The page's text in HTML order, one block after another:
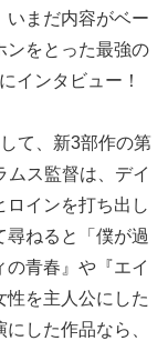
いまだ内容がベー
ンをとった最強の
インタビュー！
て、新3部作の第
ムス監督は、デイ
ロインを打ち出し
尋ねると「僕が過
青春』や『エイ
性を主人公にした
した作品なら、